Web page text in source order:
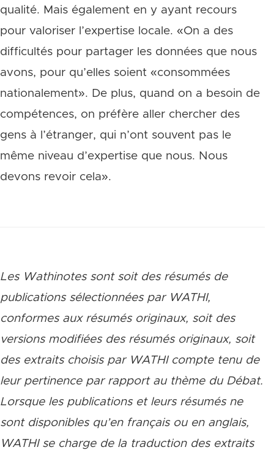
qualité. Mais également en y ayant recours
pour valoriser l’expertise locale. «On a des
difficultés pour partager les données que nous
avons, pour qu’elles soient «consommées
nationalement». De plus, quand on a besoin de
compétences, on préfère aller chercher des
gens à l’étranger, qui n’ont souvent pas le
même niveau d’expertise que nous. Nous
devons revoir cela».
Les Wathinotes sont soit des résumés de
publications sélectionnées par WATHI,
conformes aux résumés originaux, soit des
versions modifiées des résumés originaux, soit
des extraits choisis par WATHI compte tenu de
leur pertinence par rapport au thème du Débat.
Lorsque les publications et leurs résumés ne
sont disponibles qu’en français ou en anglais,
WATHI se charge de la traduction des extraits